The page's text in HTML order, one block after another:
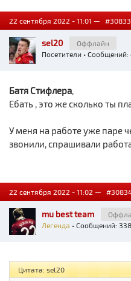
22 сентября 2022 - 11:01 — #30833
sel20
Оффлайн
Посетители • Сообщений:
Батя Стифлера,
Ебать , это же сколько ты
У меня на работе уже паре
звонили, спрашивали
22 сентября 2022 - 11:02 —
mu best team
Легенда • Сообщений:
Цитата: sel20